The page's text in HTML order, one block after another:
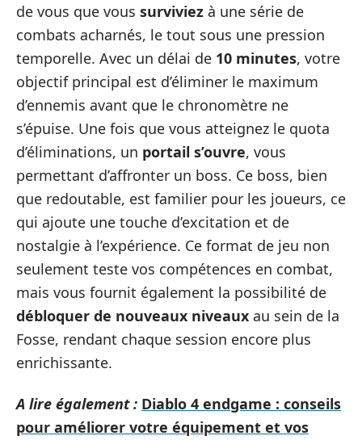
de vous que vous surviviez à une série de
combats acharnés, le tout sous une pression
temporelle. Avec un délai de 10 minutes, votre
objectif principal est d’éliminer le maximum
d’ennemis avant que le chronomètre ne
s’épuise. Une fois que vous atteignez le quota
d’éliminations, un portail s’ouvre, vous
permettant d’affronter un boss. Ce boss, bien
que redoutable, est familier pour les joueurs, ce
qui ajoute une touche d’excitation et de
nostalgie à l’expérience. Ce format de jeu non
seulement teste vos compétences en combat,
mais vous fournit également la possibilité de
débloquer de nouveaux niveaux au sein de la
Fosse, rendant chaque session encore plus
enrichissante.
A lire également : Diablo 4 endgame : conseils
pour améliorer votre équipement et vos